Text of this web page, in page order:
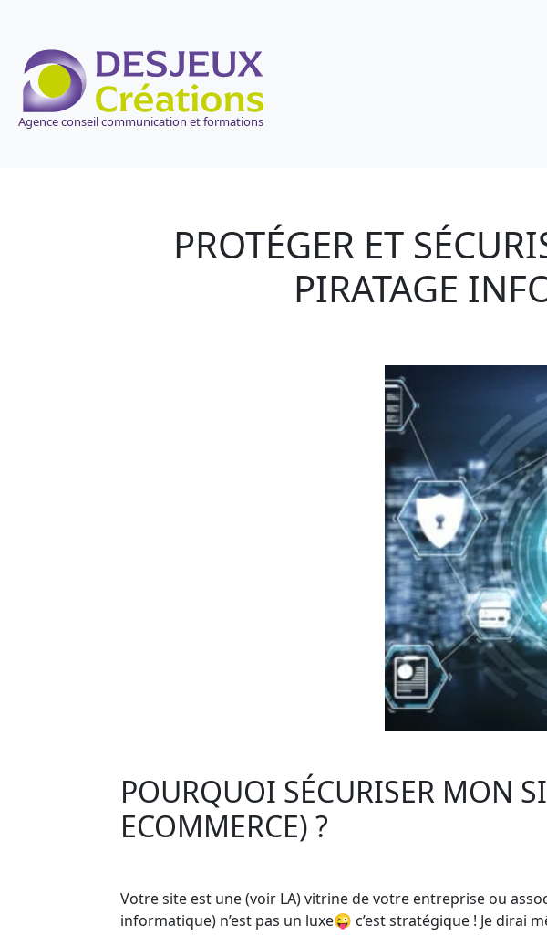
Agence conseil communication et formations
PROTÉGER ET
PIRATAGE
POURQUOI SÉCURISER MON
ECOMMERCE) ?
Votre site est une (voir LA) vitrine de votre entreprise ou
informatique) n’est pas un luxe😜 c’est stratégique ! Je dirai